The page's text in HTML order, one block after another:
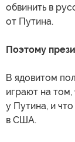
обвинить в
от Путина.
Поэтому
В ядовитом
играют на
у Путина, и
в США.